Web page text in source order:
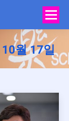
월 17일